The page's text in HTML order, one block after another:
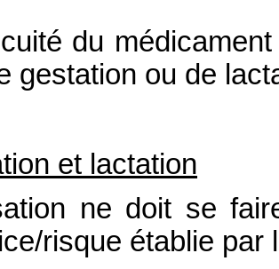
du
gestation ou de
et lactation
ne doit se
risque établie